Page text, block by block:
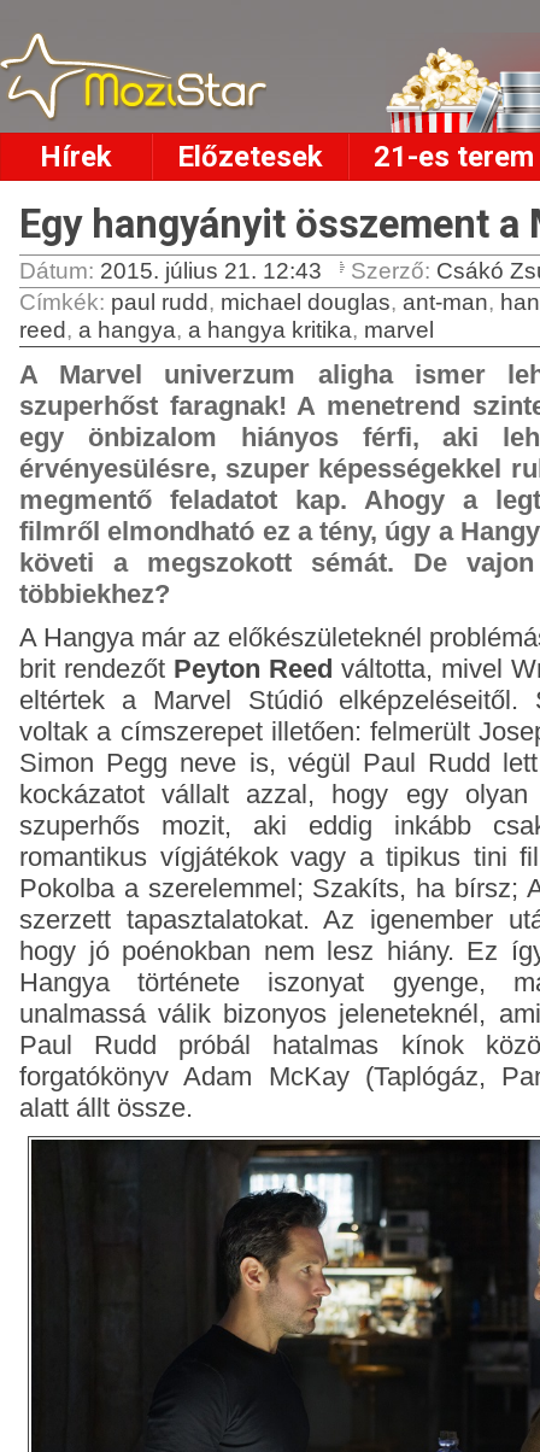
Hírek Előzetesek 21-es terem
Egy hangyányit összement a
Dátum: 2015. július 21. 12:43 Szerző: Csákó
Címkék: paul rudd, michael douglas, ant-man,
reed, a hangya, a hangya kritika, marvel
A Marvel univerzum aligha ismer
szuperhőst faragnak! A menetrend
egy önbizalom hiányos férfi, aki
érvényesülésre, szuper képességekkel
megmentő feladatot kap. Ahogy a
filmről elmondható ez a tény, úgy a
követi a megszokott sémát. De
többiekhez?
A Hangya már az előkészületeknél
brit rendezőt Peyton Reed váltotta, mivel
eltértek a Marvel Stúdió elképzeléseitől.
voltak a címszerepet illetően: felmerült
Simon Pegg neve is, végül Paul Rudd
kockázatot vállalt azzal, hogy egy
szuperhős mozit, aki eddig inkább
romantikus vígjátékok vagy a tipikus tini
Pokolba a szerelemmel; Szakíts, ha bírsz;
szerzett tapasztalatokat. Az igenember
hogy jó poénokban nem lesz hiány. Ez
Hangya története iszonyat gyenge,
unalmassá válik bizonyos jeleneteknél,
Paul Rudd próbál hatalmas kínok
forgatókönyv Adam McKay (Taplógáz,
alatt állt össze.